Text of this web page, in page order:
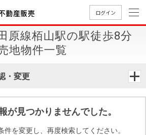
ログイン
原線栢山駅の駅徒歩8分
地物件一覧
・変更
が見つかりませんでした。
を変更し、再度検索してください。